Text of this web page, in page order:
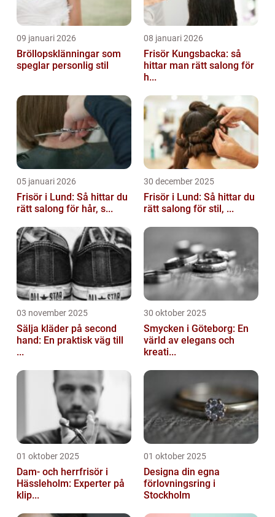
09 januari 2026
Bröllopsklänningar som
speglar personlig stil
08 januari 2026
Frisör Kungsbacka: så
hittar man rätt salong för
h...
05 januari 2026
Frisör i Lund: Så hittar du
rätt salong för hår, s...
30 december 2025
Frisör i Lund: Så hittar du
rätt salong för stil, ...
03 november 2025
Sälja kläder på second
hand: En praktisk väg till
...
30 oktober 2025
Smycken i Göteborg: En
värld av elegans och
kreati...
01 oktober 2025
Dam- och herrfrisör i
Hässleholm: Experter på
klip...
01 oktober 2025
Designa din egna
förlovningsring i
Stockholm